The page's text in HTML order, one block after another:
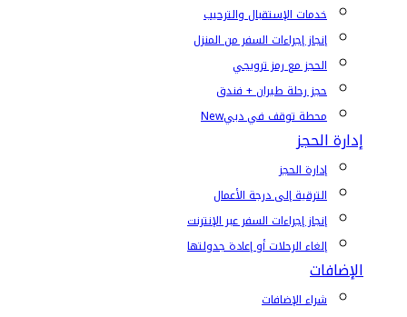
خدمات الإستقبال والترحيب
إنجاز إجراءات السفر من المنزل
الحجز مع رمز ترويجي
حجز رحلة طيران + فندق
محطة توقف في دبيNew
إدارة الحجز
إدارة الحجز
الترقية إلى درجة الأعمال
إنجاز إجراءات السفر عبر الإنترنت
إلغاء الرحلات أو إعادة جدولتها
الإضافات
شراء الإضافات